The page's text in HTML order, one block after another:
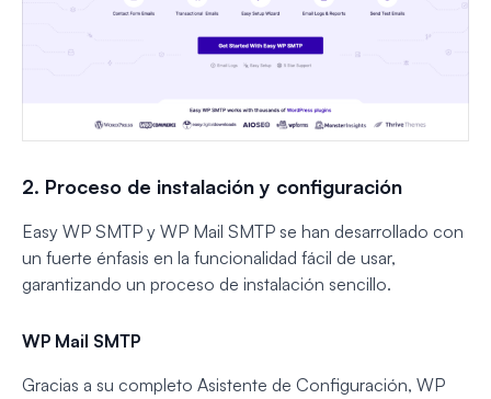
2. Proceso de instalación y configuración
Easy WP SMTP y WP Mail SMTP se han desarrollado con
un fuerte énfasis en la funcionalidad fácil de usar,
garantizando un proceso de instalación sencillo.
WP Mail SMTP
Gracias a su completo Asistente de Configuración, WP